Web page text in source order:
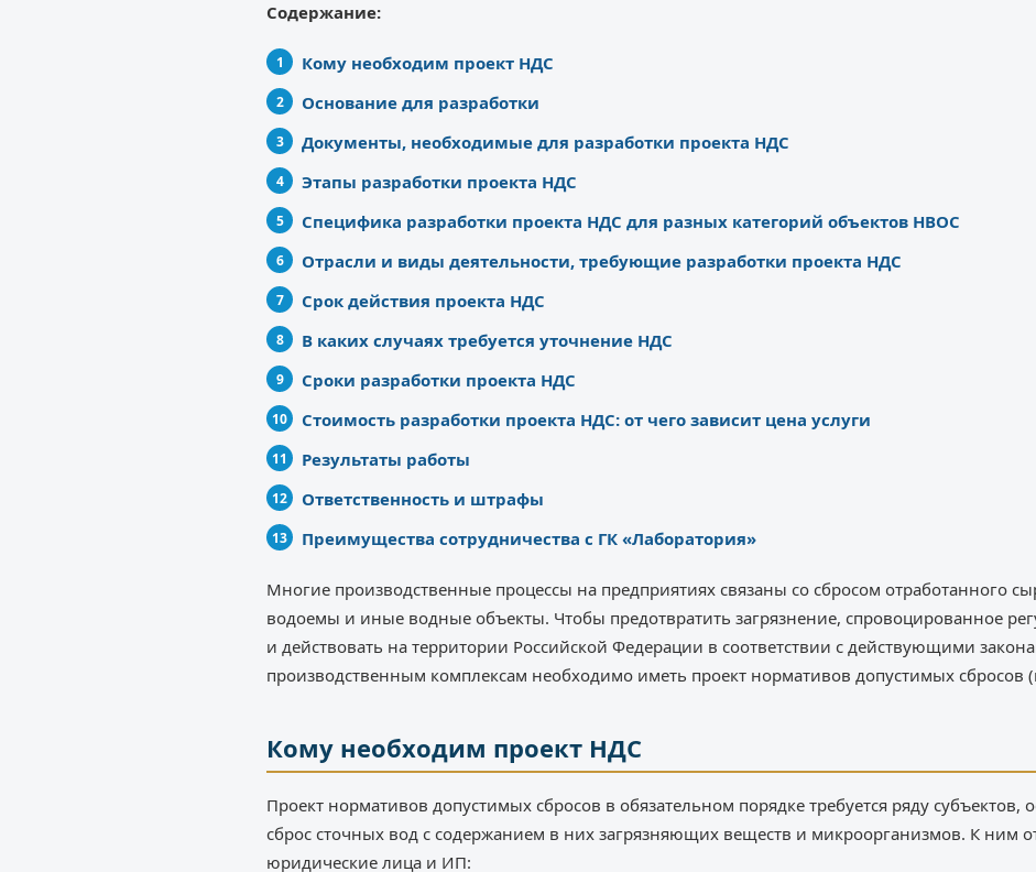
Содержание:
Кому необходим проект НДС
Основание для разработки
Документы, необходимые для разработки проекта НДС
Этапы разработки проекта НДС
Специфика разработки проекта НДС для разных категорий объектов НВОС
Отрасли и виды деятельности, требующие разработки проекта НДС
Срок действия проекта НДС
В каких случаях требуется уточнение НДС
Сроки разработки проекта НДС
Стоимость разработки проекта НДС: от чего зависит цена услуги
Результаты работы
Ответственность и штрафы
Преимущества сотрудничества с ГК «Лаборатория»
Многие производственные процессы на предприятиях связаны со сбросом отработанного
водоемы и иные водные объекты. Чтобы предотвратить загрязнение, спровоцированное
и действовать на территории Российской Федерации в соответствии с действующими
производственным комплексам необходимо иметь проект нормативов допустимых сбросов
Кому необходим проект НДС
Проект нормативов допустимых сбросов в обязательном порядке требуется ряду
сброс сточных вод с содержанием в них загрязняющих веществ и микроорганизмов. К ним
юридические лица и ИП: